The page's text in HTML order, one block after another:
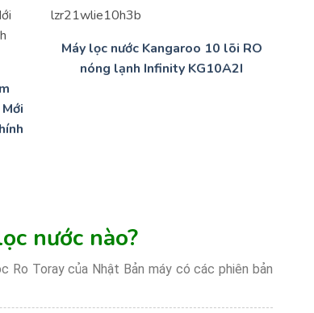
Máy lọc nước Kangaroo 10 lõi RO
nóng lạnh Infinity KG10A2I
nước nào?
Ro Toray của Nhật Bản máy có các phiên bản